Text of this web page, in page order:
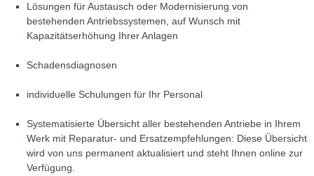
Lösungen für Austausch oder Modernisierung von
bestehenden Antriebssystemen, auf Wunsch mit
Kapazitätserhöhung Ihrer Anlagen
Schadensdiagnosen
individuelle Schulungen für Ihr Personal
Systematisierte Übersicht aller bestehenden Antriebe in Ihrem
Werk mit Reparatur- und Ersatzempfehlungen: Diese Übersicht
wird von uns permanent aktualisiert und steht Ihnen online zur
Verfügung.